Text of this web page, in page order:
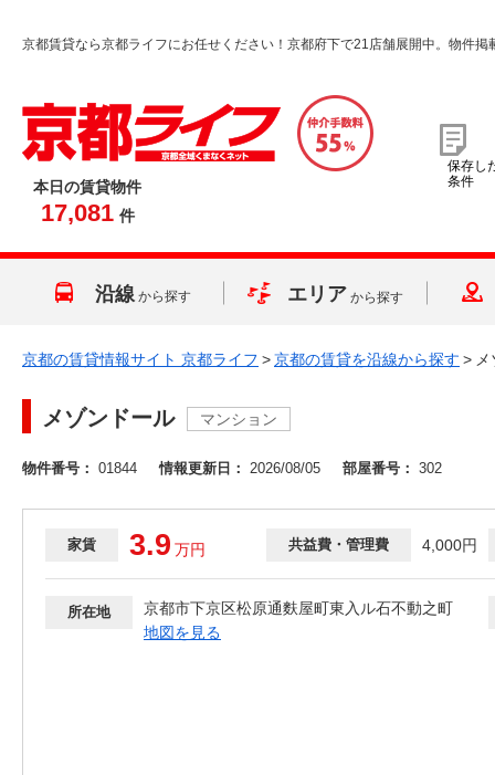
京都賃貸なら京都ライフにお任せください！京都府下で21店舗展開中。物件掲
本日の賃貸物件
17,081 件
保存し
条件
沿線 から探す エリア から探す
京都の賃貸情報サイト 京都ライフ >京都の賃貸を沿線から探す >
メゾンドール マンション
物件番号： 01844 情報更新日： 2026/08/05 部屋番号： 302
家賃 3.9 万円 共益費・管理費 4,000円
所在地
京都市下京区松原通麩屋町東入ル石不動之町
地図を見る